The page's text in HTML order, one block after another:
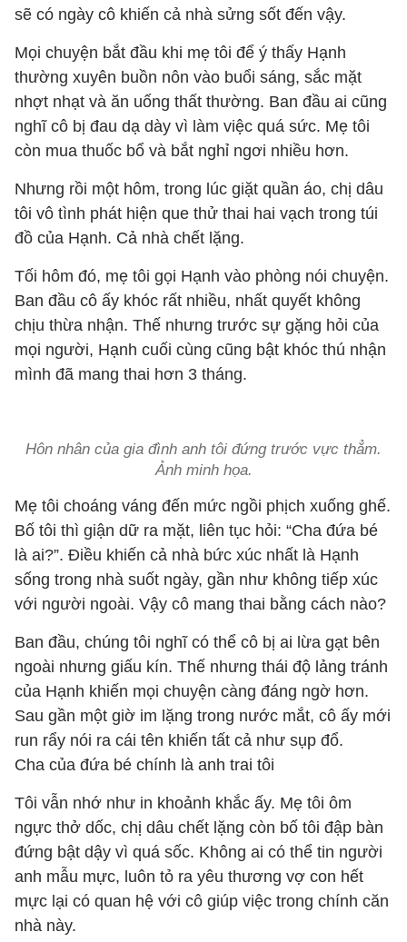
sẽ có ngày cô khiến cả nhà sửng sốt đến vậy.
Mọi chuyện bắt đầu khi mẹ tôi để ý thấy Hạnh
thường xuyên buồn nôn vào buổi sáng, sắc mặt
nhợt nhạt và ăn uống thất thường. Ban đầu ai cũng
nghĩ cô bị đau dạ dày vì làm việc quá sức. Mẹ tôi
còn mua thuốc bổ và bắt nghỉ ngơi nhiều hơn.
Nhưng rồi một hôm, trong lúc giặt quần áo, chị dâu
tôi vô tình phát hiện que thử thai hai vạch trong túi
đồ của Hạnh. Cả nhà chết lặng.
Tối hôm đó, mẹ tôi gọi Hạnh vào phòng nói chuyện.
Ban đầu cô ấy khóc rất nhiều, nhất quyết không
chịu thừa nhận. Thế nhưng trước sự gặng hỏi của
mọi người, Hạnh cuối cùng cũng bật khóc thú nhận
mình đã mang thai hơn 3 tháng.
Hôn nhân của gia đình anh tôi đứng trước vực thẳm.
Ảnh minh họa.
Mẹ tôi choáng váng đến mức ngồi phịch xuống ghế.
Bố tôi thì giận dữ ra mặt, liên tục hỏi: “Cha đứa bé
là ai?”. Điều khiến cả nhà bức xúc nhất là Hạnh
sống trong nhà suốt ngày, gần như không tiếp xúc
với người ngoài. Vậy cô mang thai bằng cách nào?
Ban đầu, chúng tôi nghĩ có thể cô bị ai lừa gạt bên
ngoài nhưng giấu kín. Thế nhưng thái độ lảng tránh
của Hạnh khiến mọi chuyện càng đáng ngờ hơn.
Sau gần một giờ im lặng trong nước mắt, cô ấy mới
run rẩy nói ra cái tên khiến tất cả như sụp đổ.
Cha của đứa bé chính là anh trai tôi
Tôi vẫn nhớ như in khoảnh khắc ấy. Mẹ tôi ôm
ngực thở dốc, chị dâu chết lặng còn bố tôi đập bàn
đứng bật dậy vì quá sốc. Không ai có thể tin người
anh mẫu mực, luôn tỏ ra yêu thương vợ con hết
mực lại có quan hệ với cô giúp việc trong chính căn
nhà này.